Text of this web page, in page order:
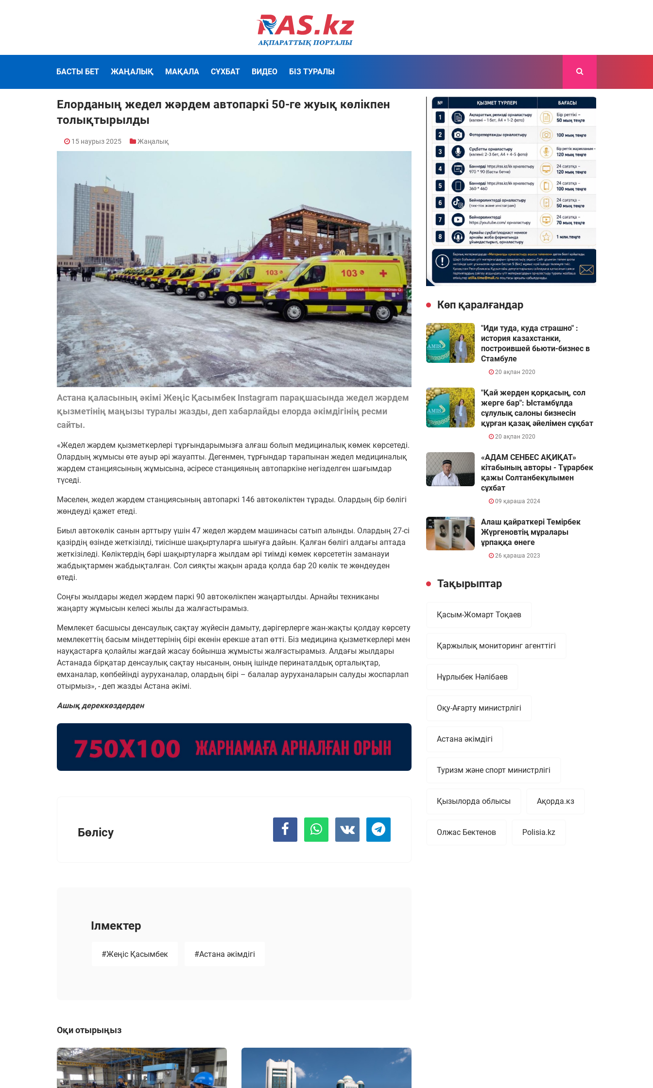
БАСТЫ БЕТ ЖАҢАЛЫҚ МАҚАЛА СҰХБАТ ВИДЕО БІЗ ТУРАЛЫ
Елорданың жедел жәрдем автопаркі 50-ге жуық көлікпен
толықтырылды
15 наурыз 2025 Жаңалық
Астана қаласының әкімі Жеңіс Қасымбек Instagram парақшасында жедел жәрдем
қызметінің маңызы туралы жазды, деп хабарлайды елорда әкімдігінің ресми
сайты.
«Жедел жәрдем қызметкерлері тұрғындарымызға алғаш болып медициналық көмек көрсетеді.
Олардың жұмысы өте ауыр әрі жауапты. Дегенмен, тұрғындар тарапынан жедел медициналық
жәрдем станциясының жұмысына, әсіресе станцияның автопаркіне негізделген шағымдар
түседі.
Мәселен, жедел жәрдем станциясының автопаркі 146 автокөліктен тұрады. Олардың бір бөлігі
жөндеуді қажет етеді.
Биыл автокөлік санын арттыру үшін 47 жедел жәрдем машинасы сатып алынды. Олардың 27-сі
қазірдің өзінде жеткізілді, тиісінше шақыртуларға шығуға дайын. Қалған бөлігі алдағы аптада
жеткізіледі. Көліктердің бәрі шақыртуларға жылдам әрі тиімді көмек көрсететін заманауи
жабдықтармен жабдықталған. Сол сияқты жақын арада қолда бар 20 көлік те жөндеуден
өтеді.
Соңғы жылдары жедел жәрдем паркі 90 автокөлікпен жаңартылды. Арнайы техниканы
жаңарту жұмысын келесі жылы да жалғастырамыз.
Мемлекет басшысы денсаулық сақтау жүйесін дамыту, дәрігерлерге жан-жақты қолдау көрсету
мемлекеттің басым міндеттерінің бірі екенін ерекше атап өтті. Біз медицина қызметкерлері мен
науқастарға қолайлы жағдай жасау бойынша жұмысты жалғастырамыз. Алдағы жылдары
Астанада бірқатар денсаулық сақтау нысанын, оның ішінде перинаталдық орталықтар,
емханалар, көпбейінді ауруханалар, олардың бірі – балалар ауруханаларын салуды жоспарлап
отырмыз», - деп жазды Астана әкімі.
Ашық дереккөздерден
Бөлісу
Ілмектер
#Жеңіс Қасымбек #Астана әкімдігі
Оқи отырыңыз
Көп қаралғандар
"Иди туда, куда страшно" :
история казахстанки,
построившей бьюти-бизнес в
Стамбуле
20 ақпан 2020
"Қай жерден қорқасың, сол
жерге бар": Ыстамбұлда
сұлулық салоны бизнесін
құрған қазақ әйелімен сұқбат
20 ақпан 2020
«АДАМ СЕНБЕС АҚИҚАТ»
кітабының авторы - Тұрарбек
қажы Солтанбекұлымен
сұхбат
09 қараша 2024
Алаш қайраткері Темірбек
Жүргеновтің мұралары
ұрпаққа өнеге
26 қараша 2023
Тақырыптар
Қасым-Жомарт Тоқаев
Қаржылық мониторинг агенттігі
Нұрлыбек Нәлібаев
Оқу-Ағарту министрлігі
Астана әкімдігі
Туризм және спорт министрлігі
Қызылорда облысы Ақорда.кз
Олжас Бектенов Polisia.kz